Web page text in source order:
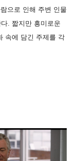
으로 인해 주변 인물
. 짧지만 흥미로운
속에 담긴 주제를 각